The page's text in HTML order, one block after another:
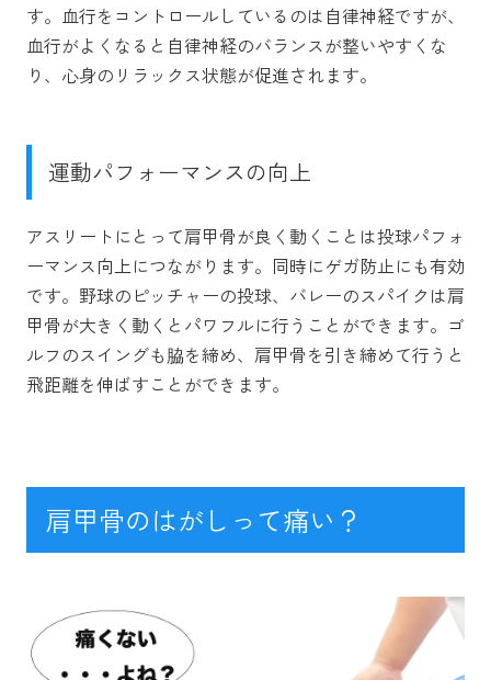
す。血行をコントロールしているのは自律神経ですが、
血行がよくなると自律神経のバランスが整いやすくな
り、心身のリラックス状態が促進されます。
運動パフォーマンスの向上
アスリートにとって肩甲骨が良く動くことは投球パフォ
ーマンス向上につながります。同時にゲガ防止にも有効
です。野球のピッチャーの投球、バレーのスパイクは肩
甲骨が大きく動くとパワフルに行うことができます。ゴ
ルフのスイングも脇を締め、肩甲骨を引き締めて行うと
飛距離を伸ばすことができます。
肩甲骨のはがしって痛い？